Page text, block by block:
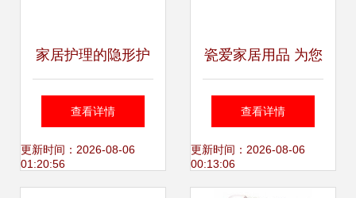
家居护理的隐形护
盾 面料衣刷与静电
刷的日常奇用
查看详情
更新时间：2026-08-06
01:20:56
瓷爱家居用品 为您
的家，带去一份深
情关爱
查看详情
更新时间：2026-08-06
00:13:06